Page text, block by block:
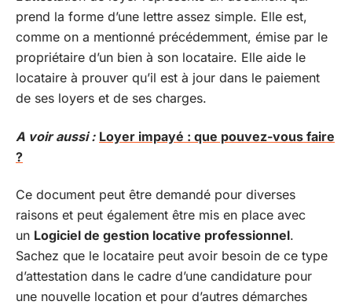
prend la forme d’une lettre assez simple. Elle est,
comme on a mentionné précédemment, émise par le
propriétaire d’un bien à son locataire. Elle aide le
locataire à prouver qu’il est à jour dans le paiement
de ses loyers et de ses charges.
A voir aussi : Loyer impayé : que pouvez-vous faire
?
Ce document peut être demandé pour diverses
raisons et peut également être mis en place avec
un Logiciel de gestion locative professionnel.
Sachez que le locataire peut avoir besoin de ce type
d’attestation dans le cadre d’une candidature pour
une nouvelle location et pour d’autres démarches